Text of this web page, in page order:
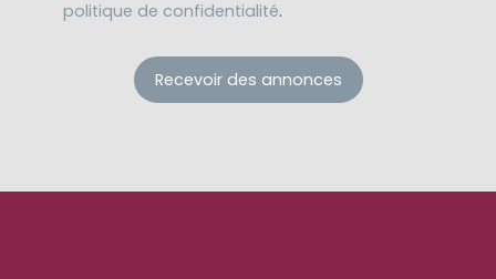
politique de confidentialité.
Recevoir des annonces